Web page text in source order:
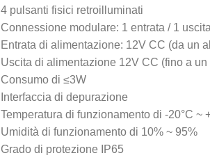
4 pulsanti fisici retroilluminati
Connessione modulare: 1 entrata / 1 uscita
Entrata di alimentazione: 12V CC (da un
Uscita di alimentazione 12V CC (fino a
Consumo di ≤3W
Interfaccia di depurazione
Temperatura di funzionamento di -20°C ~
Umidità di funzionamento di 10% ~ 95%
Grado di protezione IP65